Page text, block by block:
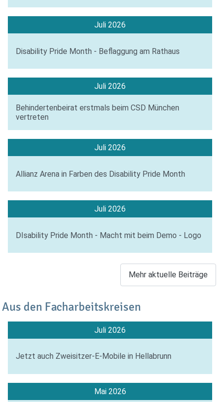
Juli 2026
Disability Pride Month - Beflaggung am Rathaus
Juli 2026
Behindertenbeirat erstmals beim CSD München
vertreten
Juli 2026
Allianz Arena in Farben des Disability Pride Month
Juli 2026
DIsability Pride Month - Macht mit beim Demo - Logo
Mehr aktuelle Beiträge
Aus den Facharbeitskreisen
Juli 2026
Jetzt auch Zweisitzer-E-Mobile in Hellabrunn
Mai 2026